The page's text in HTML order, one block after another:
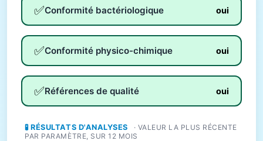
✅Conformité bactériologique oui
✅Conformité physico-chimique oui
✅Références de qualité oui
🧪 RÉSULTATS D'ANALYSES
· VALEUR LA PLUS RÉCENTE
PAR PARAMÈTRE, SUR 12 MOIS